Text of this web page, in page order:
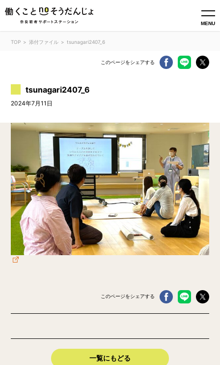
MENU
TOP 添付ファイル tsunagari2407_6
このページをシェアする
tsunagari2407_6
2024年7月11日
このページをシェアする
一覧にもどる